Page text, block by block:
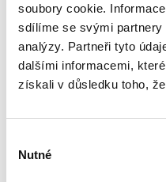
soubory cookie.
sdílíme se svými
analýzy. Partneři tyto
dalšími informacemi,
získali v důsledku toho,
souhlasu
Nutné
se o jeho
na straně
pozice regulátora,